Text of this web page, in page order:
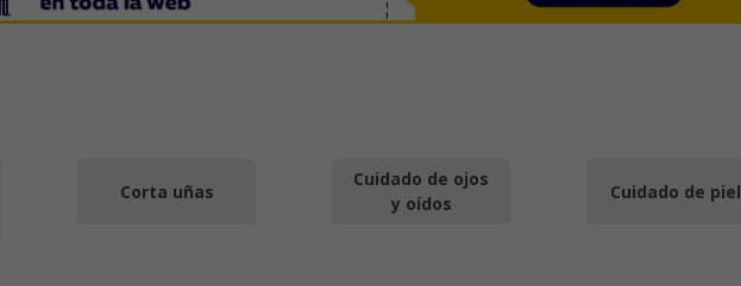
Corta uñas
Cuidado de ojos
y oídos
Cuidado de piel